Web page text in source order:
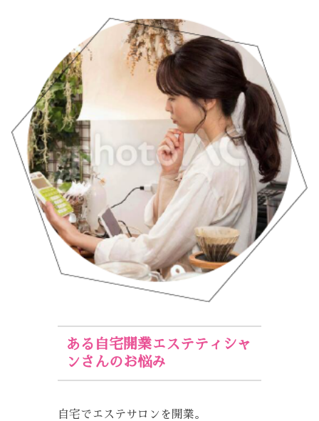
ある自宅開業エステティシャ
ンさんのお悩み
自宅でエステサロンを開業。